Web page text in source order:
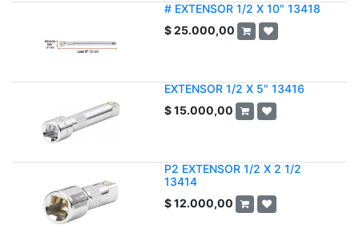
# EXTENSOR 1/2 X 10" 13418
$25.000,00
EXTENSOR 1/2 X 5" 13416
$15.000,00
P2 EXTENSOR 1/2 X 2 1/2
13414
$12.000,00